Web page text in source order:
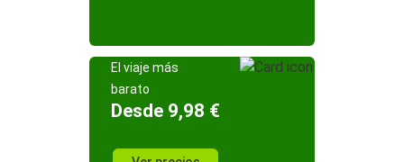
El viaje más
barato
Desde 9,98 €